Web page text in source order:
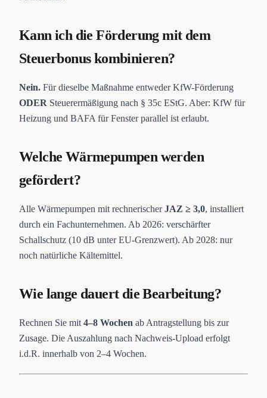
Kann ich die Förderung mit dem
Steuerbonus kombinieren?
Nein. Für dieselbe Maßnahme entweder KfW-Förderung
ODER Steuerermäßigung nach § 35c EStG. Aber: KfW für
Heizung und BAFA für Fenster parallel ist erlaubt.
Welche Wärmepumpen werden
gefördert?
Alle Wärmepumpen mit rechnerischerJAZ ≥ 3,0, installiert
durch ein Fachunternehmen. Ab 2026: verschärfter
Schallschutz (10 dB unter EU-Grenzwert). Ab 2028: nur
noch natürliche Kältemittel.
Wie lange dauert die Bearbeitung?
Rechnen Sie mit 4–8 Wochen ab Antragstellung bis zur
Zusage. Die Auszahlung nach Nachweis-Upload erfolgt
i.d.R. innerhalb von 2–4 Wochen.